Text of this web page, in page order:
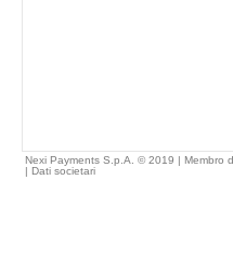
Nexi Payments S.p.A. © 2019 | Membro
| Dati societari